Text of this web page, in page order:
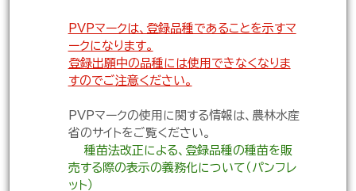
PVPマークは、登録品種であることを示すマ
ークになります。
登録出願中の品種には使用できなくなりま
すのでご注意ください。
PVPマークの使用に関する情報は、農林水産
省のサイトをご覧ください。
種苗法改正による、登録品種の種苗を販
売する際の表示の義務化について（パンフレ
ット）